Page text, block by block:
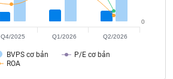
BVPS cơ bản
P/E cơ bản
ROA
0
Q4/2025 Q1/2026 Q2/2026